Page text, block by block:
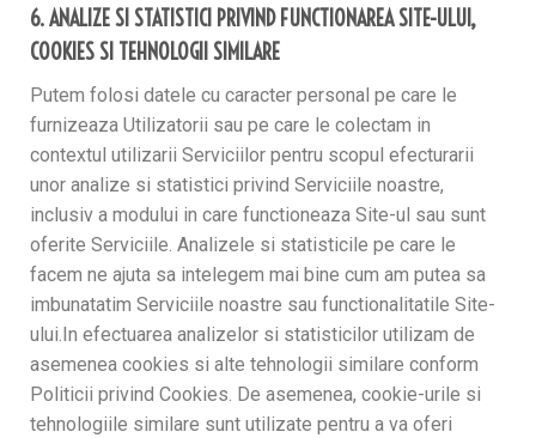
6. ANALIZE SI STATISTICI PRIVIND FUNCTIONAREA SITE-ULUI,
COOKIES SI TEHNOLOGII SIMILARE
Putem folosi datele cu caracter personal pe care le
furnizeaza Utilizatorii sau pe care le colectam in
contextul utilizarii Serviciilor pentru scopul efecturarii
unor analize si statistici privind Serviciile noastre,
inclusiv a modului in care functioneaza Site-ul sau sunt
oferite Serviciile. Analizele si statisticile pe care le
facem ne ajuta sa intelegem mai bine cum am putea sa
imbunatatim Serviciile noastre sau functionalitatile Site-
ului.In efectuarea analizelor si statisticilor utilizam de
asemenea cookies si alte tehnologii similare conform
Politicii privind Cookies. De asemenea, cookie-urile si
tehnologiile similare sunt utilizate pentru a va oferi